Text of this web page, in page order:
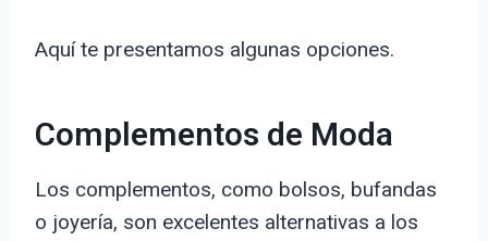
Aquí te presentamos algunas opciones.
Complementos de Moda
Los complementos, como bolsos, bufandas
o joyería, son excelentes alternativas a los